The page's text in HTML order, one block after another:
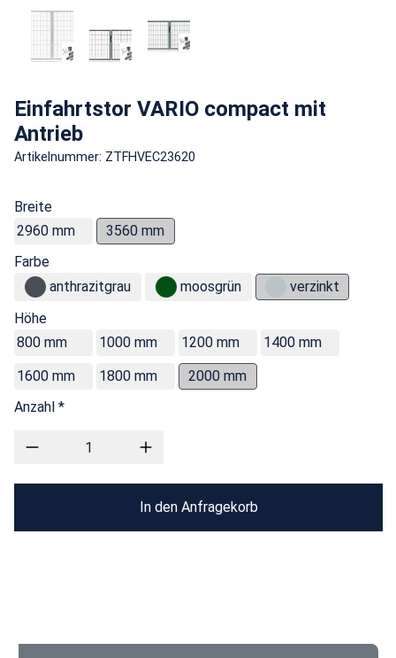
Einfahrtstor VARIO compact mit
Antrieb
Artikelnummer: ZTFHVEC23620
Breite
2960 mm
3560 mm
Farbe
anthrazitgrau
moosgrün
verzinkt
Höhe
800 mm
1000 mm 1200 mm
1400 mm
1600 mm
1800 mm
2000 mm
Anzahl *
In den Anfragekorb